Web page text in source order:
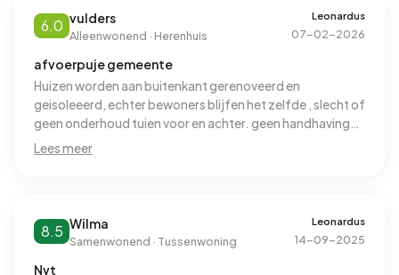
6.0 vulders
Alleenwonend · Herenhuis
Leonardus
07-02-2026
afvoerpuje gemeente
Huizen worden aan buitenkant gerenoveerd en
geisoleeerd, echter bewoners blijfen het zelfde , slecht of
geen onderhoud tuien voor en achter. geen handhaving
afval
Lees meer
8.5 Wilma
Samenwonend · Tussenwoning
Leonardus
14-09-2025
Nvt